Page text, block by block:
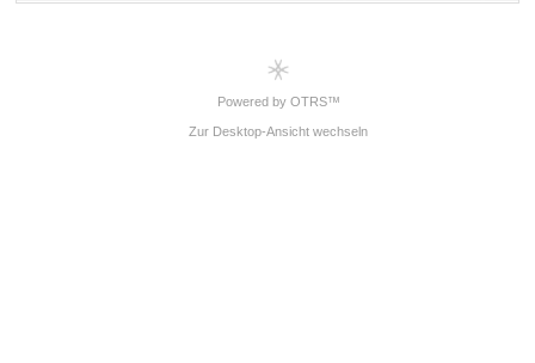
Powered by OTRS™
Zur Desktop-Ansicht wechseln